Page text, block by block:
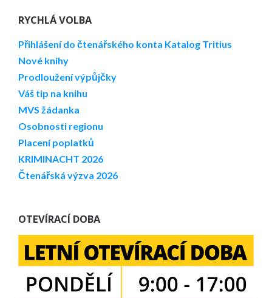
RYCHLÁ VOLBA
Přihlášení do čtenářského konta Katalog Tritius
Nové knihy
Prodloužení výpůjčky
Váš tip na knihu
MVS žádanka
Osobnosti regionu
Placení poplatků
KRIMINACHT 2026
Čtenářská výzva 2026
OTEVÍRACÍ DOBA